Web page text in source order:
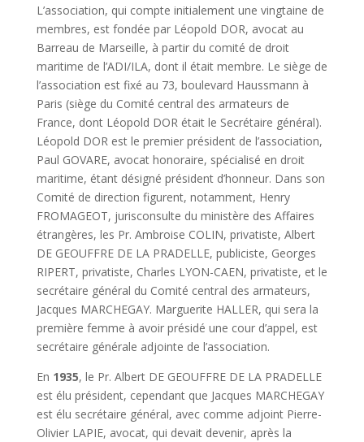
L’association, qui compte initialement une vingtaine de
membres, est fondée par Léopold DOR, avocat au
Barreau de Marseille, à partir du comité de droit
maritime de l’ADI/ILA, dont il était membre. Le siège de
l’association est fixé au 73, boulevard Haussmann à
Paris (siège du Comité central des armateurs de
France, dont Léopold DOR était le Secrétaire général).
Léopold DOR est le premier président de l’association,
Paul GOVARE, avocat honoraire, spécialisé en droit
maritime, étant désigné président d’honneur. Dans son
Comité de direction figurent, notamment, Henry
FROMAGEOT, jurisconsulte du ministère des Affaires
étrangères, les Pr. Ambroise COLIN, privatiste, Albert
DE GEOUFFRE DE LA PRADELLE, publiciste, Georges
RIPERT, privatiste, Charles LYON-CAEN, privatiste, et le
secrétaire général du Comité central des armateurs,
Jacques MARCHEGAY. Marguerite HALLER, qui sera la
première femme à avoir présidé une cour d’appel, est
secrétaire générale adjointe de l’association.
En 1935, le Pr. Albert DE GEOUFFRE DE LA PRADELLE
est élu président, cependant que Jacques MARCHEGAY
est élu secrétaire général, avec comme adjoint Pierre-
Olivier LAPIE, avocat, qui devait devenir, après la